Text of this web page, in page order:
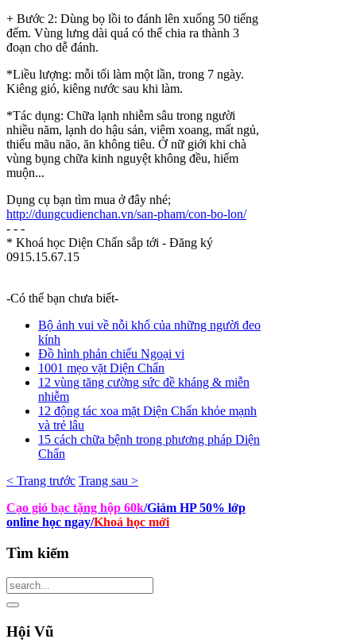
+ Bước 2: Dùng bọ lồi to đánh lên xuống 50 tiếng
đếm. Vùng lưng dài quá có thể chia ra thành 3
đoạn cho dễ đánh.
*Liều lượng: mỗi tối làm một lần, trong 7 ngày.
Kiêng gió, kiêng nước sau khi làm.
*Tác dụng: Chữa lạnh nhiễm sâu trong người
nhiều năm, lạnh do hậu sản, viêm xoang, mất ngủ,
thiếu mãu não, ăn không tiêu. Ở nữ giới khi chà
vùng bụng chữa kinh nguyệt không đều, hiếm
muộn...
Dụng cụ bạn tìm mua ở đây nhé;
http://dungcudienchan.vn/san-pham/con-bo-lon/
- - -
* Khoá học Diện Chẩn sắp tới - Đăng ký
0915.15.67.15
-Có thể bạn chưa biết-
Bộ ảnh vui về nỗi khổ của những người đeo
kính
Đồ hình phản chiếu Ngoại vi
1001 mẹo vặt Diện Chẩn
12 vùng tăng cường sức đề kháng & miễn
nhiễm
12 động tác xoa mặt Diện Chẩn khỏe mạnh
và trẻ lâu
15 cách chữa bệnh trong phương pháp Diện
Chẩn
< Trang trước Trang sau >
Cạo gió bạc tặng hộp 60k/Giảm HP 50% lớp
online học ngay/Khoá học mới
Tìm kiếm
Hội Vũ